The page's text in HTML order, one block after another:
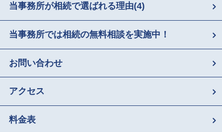
当事務所が相続で選ばれる理由(4)
当事務所では相続の無料相談を実施中！
お問い合わせ
アクセス
料金表